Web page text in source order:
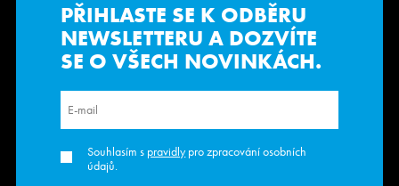
PŘIHLASTE SE K ODBĚRU
NEWSLETTERUA DOZVÍTE
SE O VŠECH NOVINKÁCH.
Souhlasím s pravidlypro zpracování osobních
údajů.